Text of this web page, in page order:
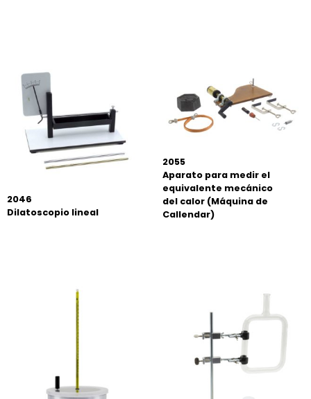
2046
Dilatoscopio lineal
2055
Aparato para medir el
equivalente mecánico
del calor (Máquina de
Callendar)